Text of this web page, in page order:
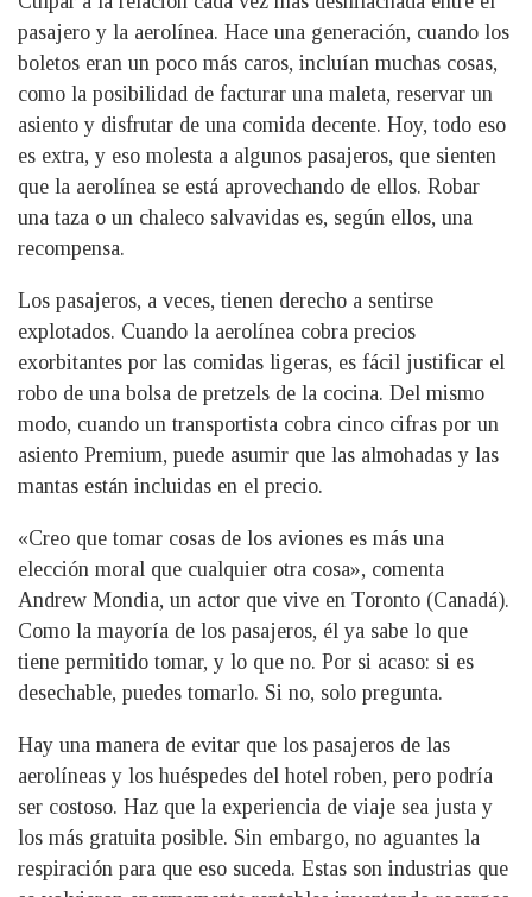
pasajero y la aerolínea. Hace una generación, cuando los
boletos eran un poco más caros, incluían muchas cosas,
como la posibilidad de facturar una maleta, reservar un
asiento y disfrutar de una comida decente. Hoy, todo eso
es extra, y eso molesta a algunos pasajeros, que sienten
que la aerolínea se está aprovechando de ellos. Robar
una taza o un chaleco salvavidas es, según ellos, una
recompensa.
Los pasajeros, a veces, tienen derecho a sentirse
explotados. Cuando la aerolínea cobra precios
exorbitantes por las comidas ligeras, es fácil justificar el
robo de una bolsa de pretzels de la cocina. Del mismo
modo, cuando un transportista cobra cinco cifras por un
asiento Premium, puede asumir que las almohadas y las
mantas están incluidas en el precio.
«Creo que tomar cosas de los aviones es más una
elección moral que cualquier otra cosa», comenta
Andrew Mondia, un actor que vive en Toronto (Canadá).
Como la mayoría de los pasajeros, él ya sabe lo que
tiene permitido tomar, y lo que no. Por si acaso: si es
desechable, puedes tomarlo. Si no, solo pregunta.
Hay una manera de evitar que los pasajeros de las
aerolíneas y los huéspedes del hotel roben, pero podría
ser costoso. Haz que la experiencia de viaje sea justa y
los más gratuita posible. Sin embargo, no aguantes la
respiración para que eso suceda. Estas son industrias que